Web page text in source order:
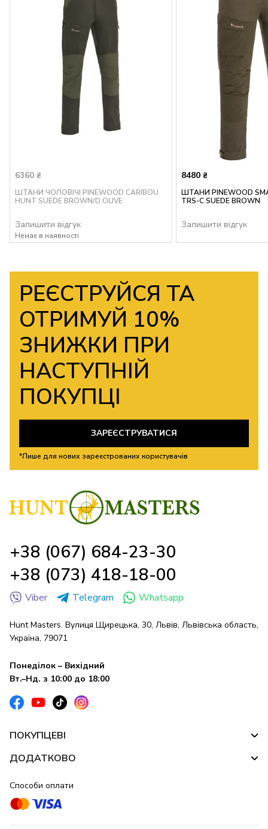
6360 ₴
ШТАНИ ЧОЛОВІЧІ PINEWOOD CARIBOU
HUNT SUEDE BROWN/D.OLIVE
Залишити відгук
Немає в наявності
8480 ₴
ШТАНИ PINEWOOD
TRS-C SUEDE BROWN
Залишити відгук
РЕЄСТРУЙСЯ ТА
ОТРИМУЙ 10%
ЗНИЖКИ ПРИ
НАСТУПНІЙ
ПОКУПЦІ
ЗАРЕЄСТРУВАТИСЯ
*Лише для нових зареєстрованих користувачів
+38 (067) 684-23-30
+38 (073) 418-18-00
Viber Telegram Whatsapp
Hunt Masters. Вулиця Щирецька, 30, Львів, Львівська область,
Україна, 79071
Понеділок – Вихідний
Вт.–Нд. з 10:00 до 18:00
ПОКУПЦЕВІ
ДОДАТКОВО
Способи оплати